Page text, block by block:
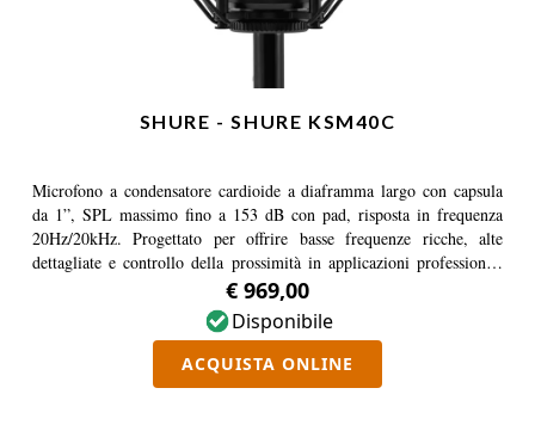
SHURE - SHURE KSM40C
Microfono a condensatore cardioide a diaframma largo con capsula
da 1”, SPL massimo fino a 153 dB con pad, risposta in frequenza
20Hz/20kHz. Progettato per offrire basse frequenze ricche, alte
dettagliate e controllo della prossimità in applicazioni professionali
€ 969,00
Disponibile
ACQUISTA ONLINE